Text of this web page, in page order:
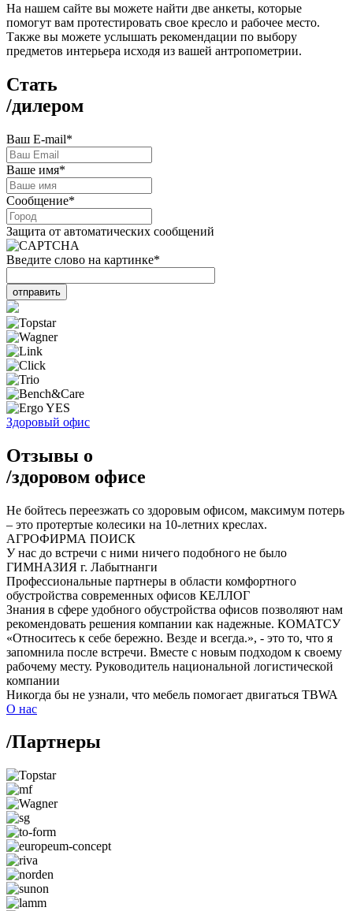
На нашем сайте вы можете найти две анкеты, которые
помогут вам протестировать свое кресло и рабочее место.
Также вы можете услышать рекомендации по выбору
предметов интерьера исходя из вашей антропометрии.
Стать
/дилером
Ваш E-mail*
Ваше имя*
Сообщение*
Защита от автоматических сообщений
Введите слово на картинке*
Здоровый офис
Отзывы о
/здоровом офисе
Не бойтесь переезжать со здоровым офисом, максимум потерь
– это протертые колесики на 10-летних креслах.
АГРОФИРМА ПОИСК
У нас до встречи с ними ничего подобного не было
ГИМНАЗИЯ г. Лабытнанги
Профессиональные партнеры в области комфортного
обустройства современных офисов КЕЛЛОГ
Знания в сфере удобного обустройства офисов позволяют нам
рекомендовать решения компании как надежные. КОМАТСУ
«Относитесь к себе бережно. Везде и всегда.», - это то, что я
запомнила после встречи. Вместе с новым подходом к своему
рабочему месту. Руководитель национальной логистической
компании
Никогда бы не узнали, что мебель помогает двигаться TBWA
О нас
/Партнеры